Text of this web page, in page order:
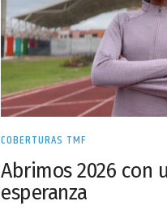
COBERTURAS TMF
Abrimos 2026 con
esperanza